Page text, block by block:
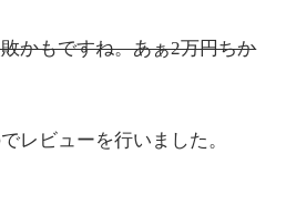
かもですね。あぁ2万円ちか
レビューを行いました。